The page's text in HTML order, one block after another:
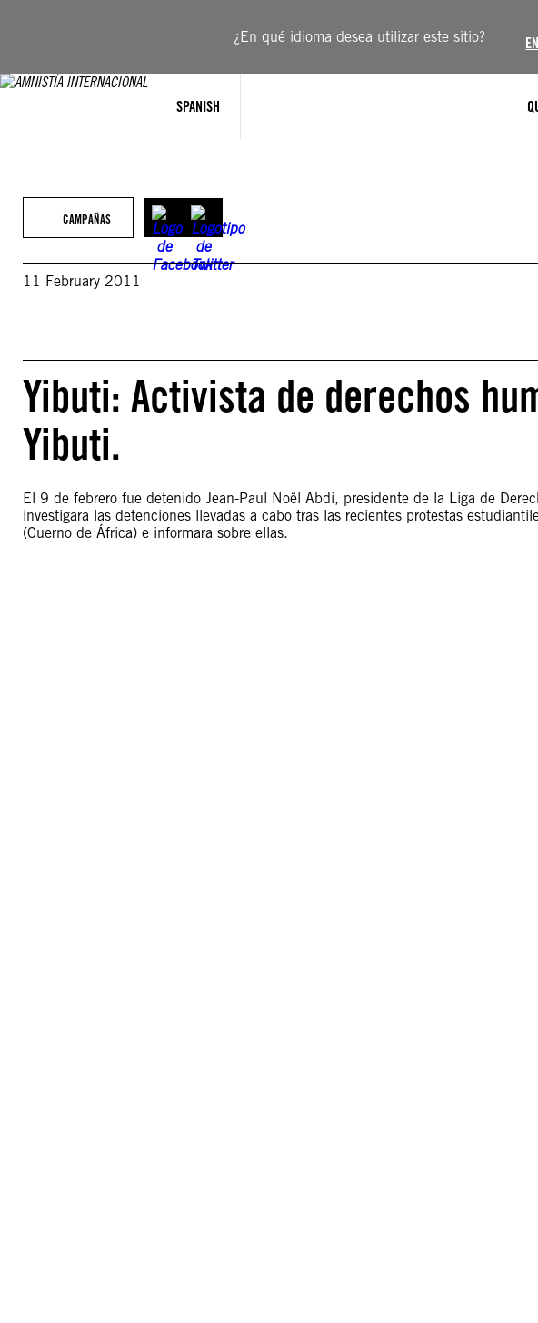
¿En qué idioma desea utilizar este sitio?
SPANISH
CAMPAÑAS
11 February 2011
Yibuti: Activista de derechos
Yibuti.
El 9 de febrero fue detenido Jean-Paul Noël Abdi, presidente de la Liga de
investigara las detenciones llevadas a cabo tras las recientes protestas
(Cuerno de África) e informara sobre ellas.